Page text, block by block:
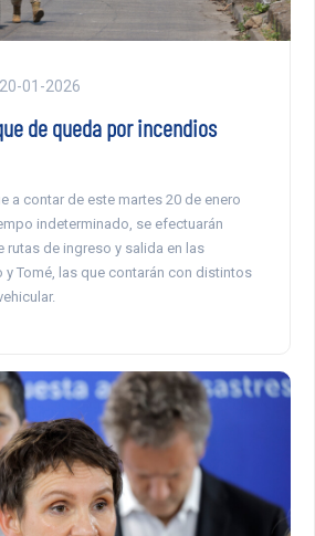
20-01-2026
de queda por incendios
a contar de este martes 20 de enero
indeterminado, se efectuarán
rutas de ingreso y salida en las
y Tomé, las que contarán con distintos